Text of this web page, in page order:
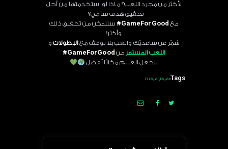
لأكثر من مجرد اللعب؟ ماذا لو استخدمتها من أجل
تحقيق هدف سامي؟
مع GameForGood#
ستتمكن من تحقيق ذلك
وأكثر!
شمّر عن ساعديّك والعب بلا توقف معالبطولاتو
اللعب المستمر من GameForGood#
لنجعل العالم مكانًا أفضل
Tags: فيفا, فيفا 21